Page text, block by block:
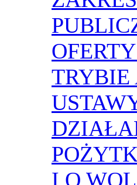
TRYBIE
I O